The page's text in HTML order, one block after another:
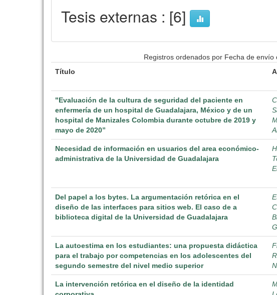
Tesis externas : [6]
Registros ordenados por Fecha de
Título
"Evaluación de la cultura de seguridad del paciente en
enfermería de un hospital de Guadalajara, México y de un
hospital de Manizales Colombia durante octubre de 2019 y
mayo de 2020”
Necesidad de información en usuarios del area económico-
administrativa de la Universidad de Guadalajara
Del papel a los bytes. La argumentación retórica en el
diseño de las interfaces para sitios web. El caso de a
biblioteca digital de la Universidad de Guadalajara
La autoestima en los estudiantes: una propuesta didáctica
para el trabajo por competencias en los adolescentes del
segundo semestre del nivel medio superior
La intervención retórica en el diseño de la identidad